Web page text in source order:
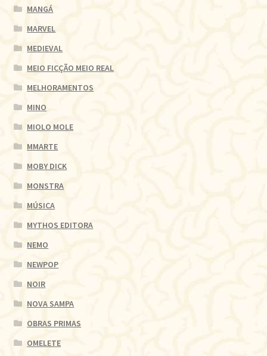
MANGÁ
MARVEL
MEDIEVAL
MEIO FICÇÃO MEIO REAL
MELHORAMENTOS
MINO
MIOLO MOLE
MMARTE
MOBY DICK
MONSTRA
MÚSICA
MYTHOS EDITORA
NEMO
NEWPOP
NOIR
NOVA SAMPA
OBRAS PRIMAS
OMELETE